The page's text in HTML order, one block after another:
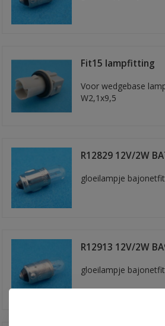
Fit15 lampfitting
Voor wedgebase
W2,1x9,5
R12829 12V/2W
gloeilampje
R12913 12V/2W
gloeilampje